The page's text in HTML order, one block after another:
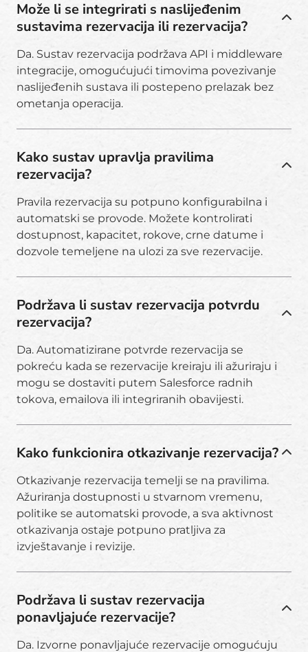
Može li se integrirati s naslijeđenim
sustavima rezervacija ili rezervacija?
Da. Sustav rezervacija podržava API i middleware
integracije, omogućujući timovima povezivanje
naslijeđenih sustava ili postepeno prelazak bez
ometanja operacija.
Kako sustav upravlja pravilima
rezervacija?
Pravila rezervacija su potpuno konfigurabilna i
automatski se provode. Možete kontrolirati
dostupnost, kapacitet, rokove, crne datume i
dozvole temeljene na ulozi za sve rezervacije.
Podržava li sustav rezervacija potvrdu
rezervacija?
Da. Automatizirane potvrde rezervacija se
pokreću kada se rezervacije kreiraju ili ažuriraju i
mogu se dostaviti putem Salesforce radnih
tokova, emailova ili integriranih obavijesti.
Kako funkcionira otkazivanje rezervacija?
Otkazivanje rezervacija temelji se na pravilima.
Ažuriranja dostupnosti u stvarnom vremenu,
politike se automatski provode, a sva aktivnost
otkazivanja ostaje potpuno pratljiva za
izvještavanje i revizije.
Podržava li sustav rezervacija
ponavljajuće rezervacije?
Da. Izvorne ponavljajuće rezervacije omogućuju